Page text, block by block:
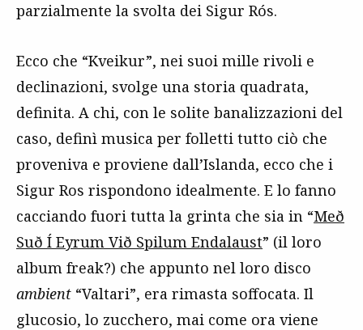
parzialmente la svolta dei Sigur Rós.
Ecco che “Kveikur”, nei suoi mille rivoli e
declinazioni, svolge una storia quadrata,
definita. A chi, con le solite banalizzazioni del
caso, definì musica per folletti tutto ciò che
proveniva e proviene dall’Islanda, ecco che i
Sigur Ros rispondono idealmente. E lo fanno
cacciando fuori tutta la grinta che sia in “Með
Suð Í Eyrum Við Spilum Endalaust” (il loro
album freak?) che appunto nel loro disco
ambient “Valtari”, era rimasta soffocata. Il
glucosio, lo zucchero, mai come ora viene